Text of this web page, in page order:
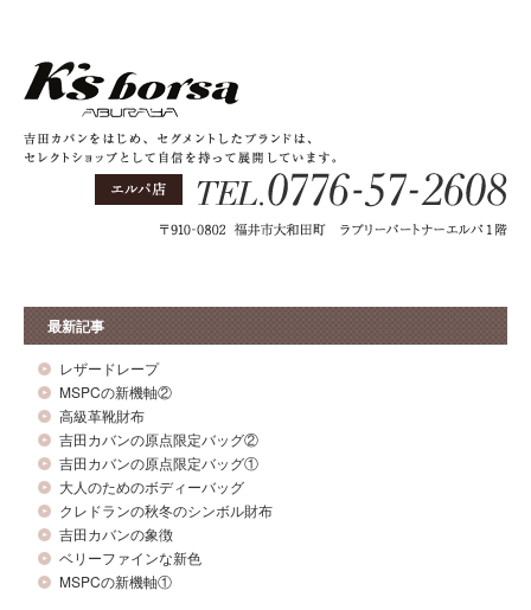
最新記事
レザードレープ
MSPCの新機軸②
高級革靴財布
吉田カバンの原点限定バッグ②
吉田カバンの原点限定バッグ①
大人のためのボディーバッグ
クレドランの秋冬のシンボル財布
吉田カバンの象徴
ベリーファインな新色
MSPCの新機軸①